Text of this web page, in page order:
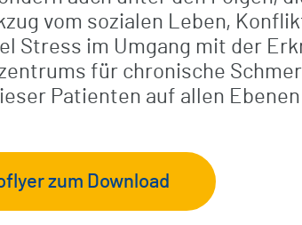
Orthopädie
orthopädische
vom sozialen Leben,
Stress im Umgang mit der
für chronische
Patienten auf allen
zum Download